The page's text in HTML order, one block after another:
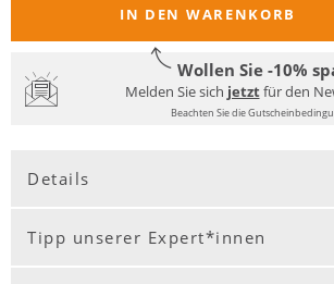
IN DEN WARENKORB
Wollen Sie -10%
Melden Sie sich jetztfür den
Beachten Sie die
Details
Tipp unserer Expert*innen